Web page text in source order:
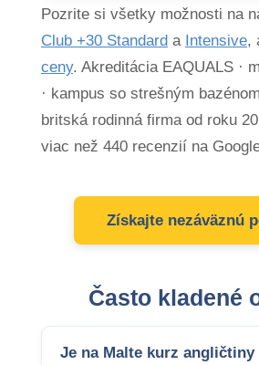
Pozrite si všetky možnosti na
Club +30 Standard a Intensive,
ceny. Akreditácia EAQUALS ·
· kampus so strešným
britská rodinná firma od roku
viac než 440 recenzií na
Získajte nezáväznú
Často kladené
Je na Malte kurz